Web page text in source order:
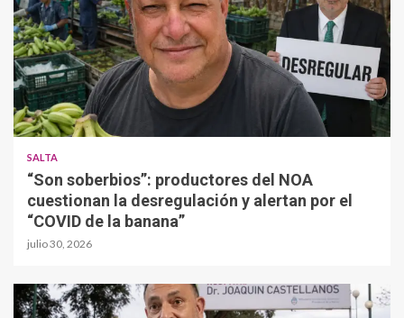
SALTA
“Son soberbios”: productores del NOA
cuestionan la desregulación y alertan por el
“COVID de la banana”
julio 30, 2026